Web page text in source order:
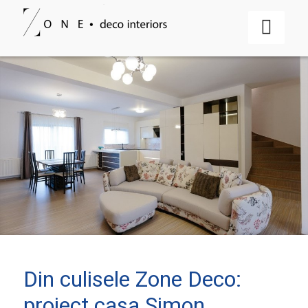
Din culisele Zone Deco: